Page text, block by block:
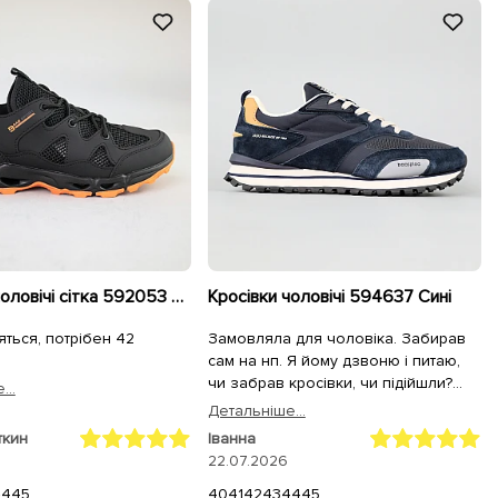
Кросівки чоловічі сітка 592053 Чорні
потрібен 42
Кросівки чоловічі 594637 Сині
Замовляла для чоловіка. Забирав
сам на нп. Я йому дзвоню і питаю,
чи забрав кросівки, чи підійшли?
Відповідь: "Я приміряв і вирішив в
них вже і піти. Максимально зручні)"
Дуже задоволений. Дякую!
Детальнiше...
Іванна
22.07.2026